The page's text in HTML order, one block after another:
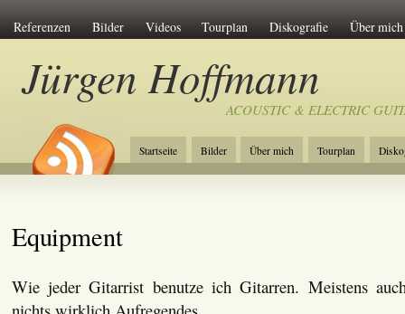
Referenzen Bilder Videos Tourplan Diskografie Über mich
Jürgen Hoffmann
ACOUSTIC & ELECTRIC
Startseite Bilder Über mich Tourplan
Referenzen
Presse Impressum / Kontakt
Equipment
Wie jeder Gitarrist benutze ich Gitarren. Meistens